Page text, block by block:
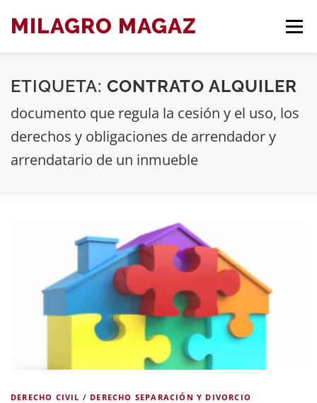
contenido
MILAGRO MAGAZ
BLOG ARTÍCULOS DE DERECHO
ETIQUETA: CONTRATO ALQUILER
documento que regula la cesión y el uso, los
derechos y obligaciones de arrendador y
arrendatario de un inmueble
DERECHO CIVIL / DERECHO SEPARACIÓN Y DIVORCIO